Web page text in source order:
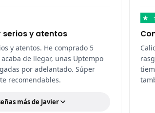
serios y atentos
y atentos. He comprado 5
de llegar, unas Uptempo
por adelantado. Súper
recomendables.
más de Javier
★